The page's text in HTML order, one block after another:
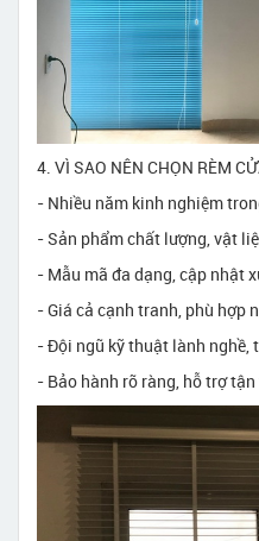
4. VÌ SAO NÊN CHỌN RÈM
- Nhiều năm kinh nghiệm
- Sản phẩm chất lượng, vật
- Mẫu mã đa dạng, cập nhật
- Giá cả cạnh tranh, phù hợp
- Đội ngũ kỹ thuật lành nghề,
- Bảo hành rõ ràng, hỗ trợ